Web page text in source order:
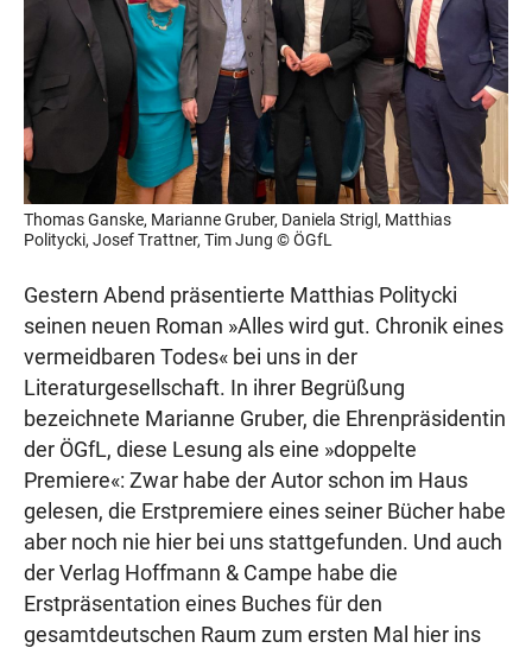
Thomas Ganske, Marianne Gruber, Daniela Strigl, Matthias
Politycki, Josef Trattner, Tim Jung © ÖGfL
Gestern Abend präsentierte Matthias Politycki
seinen neuen Roman »Alles wird gut. Chronik eines
vermeidbaren Todes« bei uns in der
Literaturgesellschaft. In ihrer Begrüßung
bezeichnete Marianne Gruber, die Ehrenpräsidentin
der ÖGfL, diese Lesung als eine »doppelte
Premiere«: Zwar habe der Autor schon im Haus
gelesen, die Erstpremiere eines seiner Bücher habe
aber noch nie hier bei uns stattgefunden. Und auch
der Verlag Hoffmann & Campe habe die
Erstpräsentation eines Buches für den
gesamtdeutschen Raum zum ersten Mal hier ins